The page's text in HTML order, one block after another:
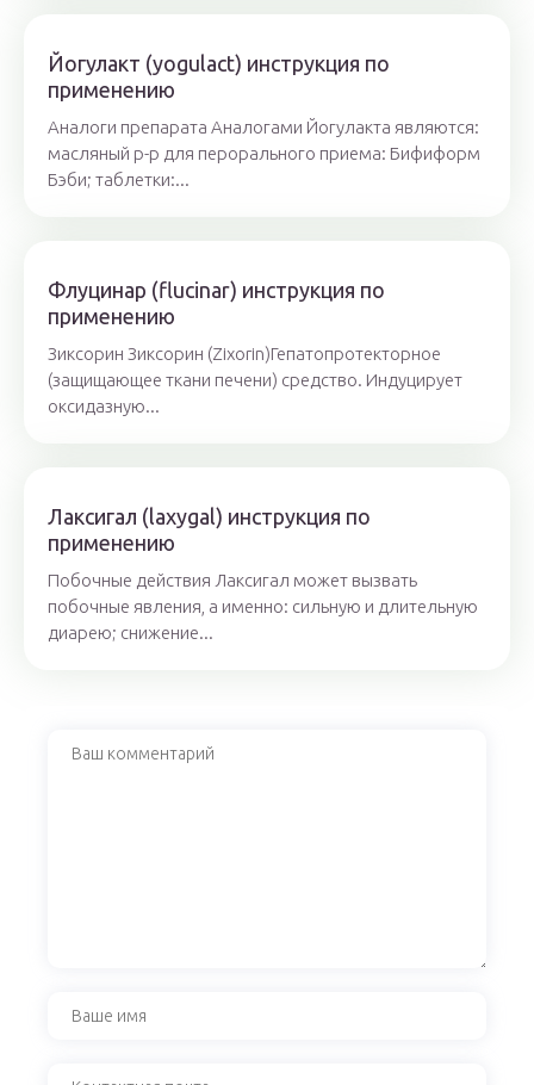
Йогулакт (yogulact) инструкция по
применению
Аналоги препарата Аналогами Йогулакта являются:
масляный р-р для перорального приема: Бифиформ
Бэби; таблетки:...
Флуцинар (flucinar) инструкция по
применению
Зиксорин Зиксорин (Zixorin)Гепатопротекторное
(защищающее ткани печени) средство. Индуцирует
оксидазную...
Лаксигал (laxygal) инструкция по
применению
Побочные действия Лаксигал может вызвать
побочные явления, а именно: сильную и длительную
диарею; снижение...